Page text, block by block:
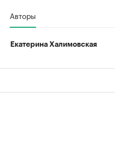
Авторы
Екатерина Халимовская